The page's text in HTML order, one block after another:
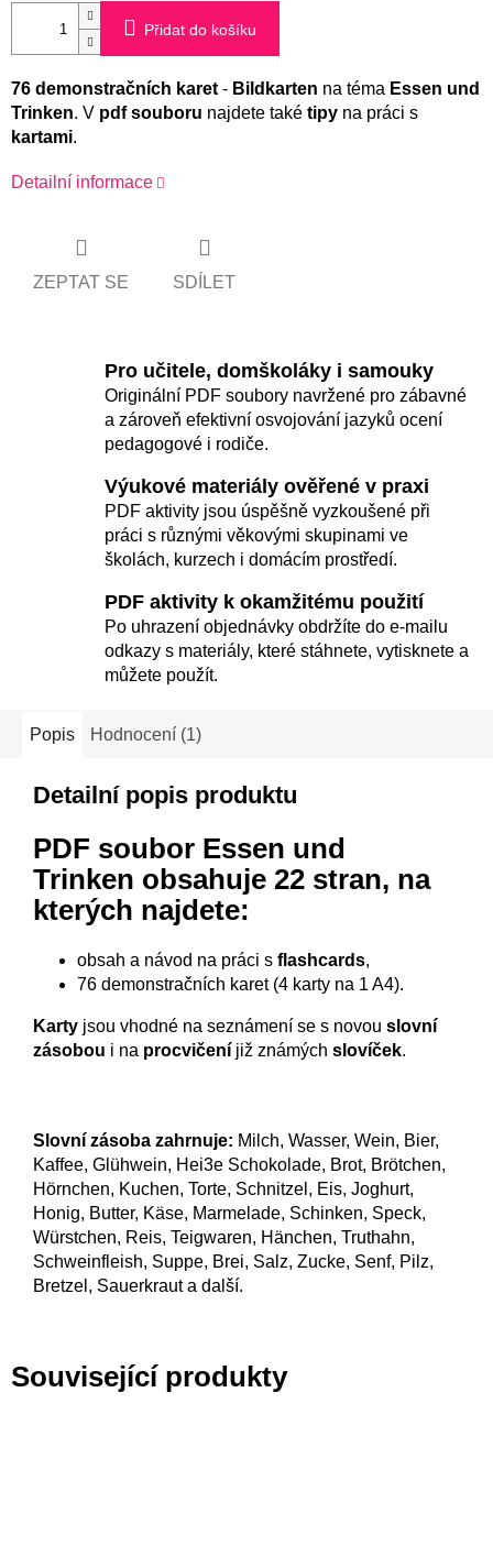
Přidat do košíku
76 demonstračních karet - Bildkarten na téma Essen und
Trinken. V pdf souboru najdete také tipy na práci s
kartami.
Detailní informace
ZEPTAT SE SDÍLET
Pro učitele, domškoláky i samouky
Originální PDF soubory navržené pro zábavné
a zároveň efektivní osvojování jazyků ocení
pedagogové i rodiče.
Výukové materiály ověřené v praxi
PDF aktivity jsou úspěšně vyzkoušené při
práci s různými věkovými skupinami ve
školách, kurzech i domácím prostředí.
PDF aktivity k okamžitému použití
Po uhrazení objednávky obdržíte do e-mailu
odkazy s materiály, které stáhnete, vytisknete a
můžete použít.
Popis Hodnocení (1)
Detailní popis produktu
PDF soubor Essen und
Trinken obsahuje 22 stran, na
kterých najdete:
obsah a návod na práci s flashcards,
76 demonstračních karet (4 karty na 1 A4).
Karty jsou vhodné na seznámení se s novou slovní
zásobou i na procvičení již známých slovíček.
Slovní zásoba zahrnuje: Milch, Wasser, Wein, Bier,
Kaffee, Glühwein, Hei3e Schokolade, Brot, Brötchen,
Hörnchen, Kuchen, Torte, Schnitzel, Eis, Joghurt,
Honig, Butter, Käse, Marmelade, Schinken, Speck,
Würstchen, Reis, Teigwaren, Hänchen, Truthahn,
Schweinfleish, Suppe, Brei, Salz, Zucke, Senf, Pilz,
Bretzel, Sauerkraut a další.
Související produkty